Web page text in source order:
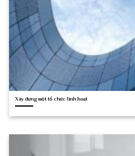
Xây dựng một tổ chức linh hoạt